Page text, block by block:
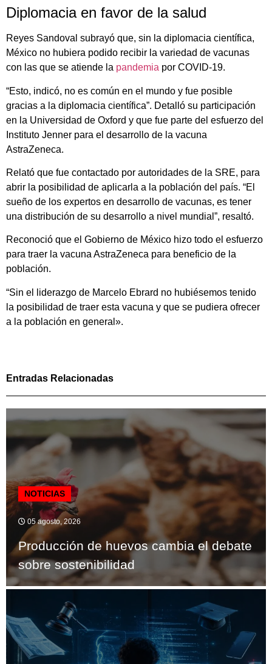
Diplomacia en favor de la salud
Reyes Sandoval subrayó que, sin la diplomacia científica,
México no hubiera podido recibir la variedad de vacunas
con las que se atiende la pandemia por COVID-19.
“Esto, indicó, no es común en el mundo y fue posible
gracias a la diplomacia científica”. Detalló su participación
en la Universidad de Oxford y que fue parte del esfuerzo del
Instituto Jenner para el desarrollo de la vacuna
AstraZeneca.
Relató que fue contactado por autoridades de la SRE, para
abrir la posibilidad de aplicarla a la población del país. “El
sueño de los expertos en desarrollo de vacunas, es tener
una distribución de su desarrollo a nivel mundial”, resaltó.
Reconoció que el Gobierno de México hizo todo el esfuerzo
para traer la vacuna AstraZeneca para beneficio de la
población.
“Sin el liderazgo de Marcelo Ebrard no hubiésemos tenido
la posibilidad de traer esta vacuna y que se pudiera ofrecer
a la población en general».
Entradas Relacionadas
NOTICIAS
05 agosto, 2026
Producción de huevos cambia el debate
sobre sostenibilidad